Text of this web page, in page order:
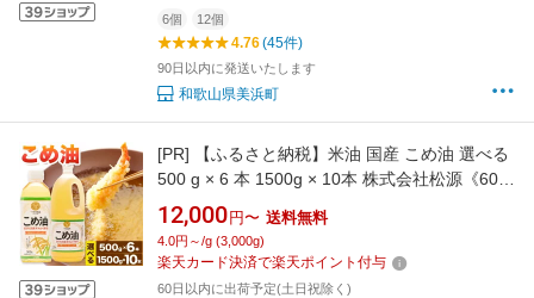
6個 12個
4.76(45件)
90日以内に発送いたします
和歌山県美浜町
[PR]
【ふるさと納税】米油 国産 こめ油 選べる
500 g × 6 本 1500g × 10本 株式会社松源《60日
以内に出荷予定(土日祝除く)》 和歌山県 日高町
油 保存 米 お米 こめ 料理 調理 炒め物 揚げ物
コレステロール ギフト こめあぶら 植物油 調理
油 食用油 調味料 つの食品 築野食品
12,000 円〜 送料無料
4.0円～/g (3,000g)
楽天カード決済で楽天ポイント付与
60日以内に出荷予定(土日祝除く)